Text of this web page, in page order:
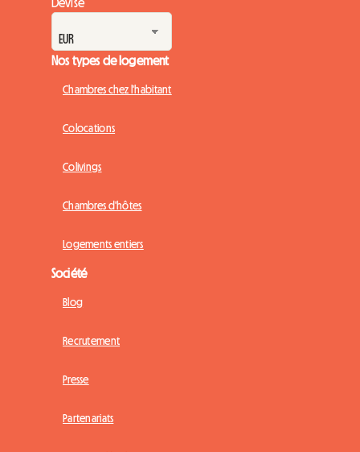
Devise
Nos types de logement
Chambres chez l'habitant
Colocations
Colivings
Chambres d'hôtes
Logements entiers
Société
Blog
Recrutement
Presse
Partenariats